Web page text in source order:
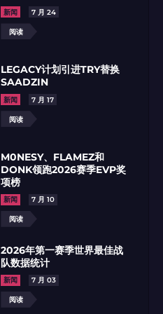
EWC 2026 因门票售罄，将
CS2 总决赛移至雅高体育馆
（ACCOR ARENA）